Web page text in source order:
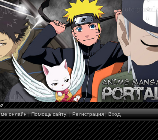
онлайн|Помощь сайту!|Регистрация|Вход